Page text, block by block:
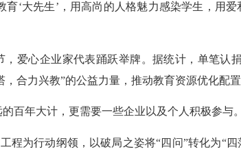
大先生’，用高尚的人格魅力感染学生，用爱
心企业家代表踊跃举牌。据统计，单笔认
合力兴教”的公益力量，推动教育资源优化配置
年大计，更需要一些企业以及个人积极参与
为行动纲领，以破局之姿将“四问”转化为“四